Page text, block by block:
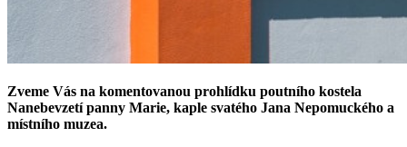
Zveme Vás na komentovanou prohlídku poutního kostela
Nanebevzetí panny Marie, kaple svatého Jana Nepomuckého a
místního muzea.